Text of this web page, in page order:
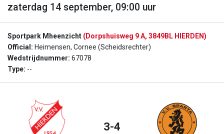
zaterdag 14 september, 09:00 uur
Sportpark Mheenzicht (Dorpshuisweg 9 A, 3849BL HIERDEN)
Official: Heimensen, Cornee (Scheidsrechter)
Wedstrijdnummer: 67078
Type: --
3-4